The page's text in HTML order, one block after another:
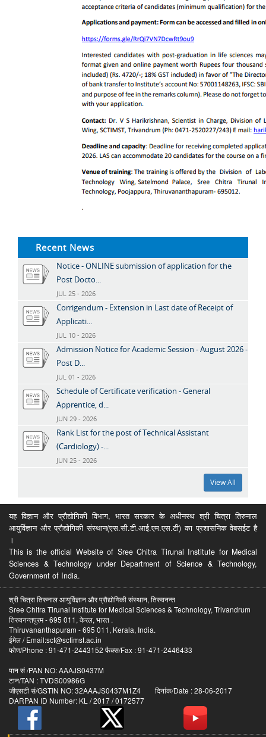
Recent News
Notice - ONLINE submission of application for the
Post Docto...
JUL 25 - 2026
Corrigendum - Extension in Last date of Receipt of
Applicati...
JUL 10 - 2026
Admission Notice for Academic Session - August 2026 -
Post D...
JUL 01 - 2026
Schedule of Certificate verification - General
Apprentice, d...
JUN 29 - 2026
Rank List for the post of Technical Assistant
(Cardiology) -...
JUN 25 - 2026
View All
यह विज्ञान और प्रौद्योगिकी विभाग, भारत सरकार के अधीनस्थ श्री चित्रा तिरुनाल
आयुर्विज्ञान और प्रौद्योगिकी संस्थान(एस.सी.टी.आई.एम.एस.टी) का प्रशासनिक वेबसईट है
।
This is the official Website of Sree Chitra Tirunal Institute for Medical
Sciences & Technology under Department of Science & Technology,
Government of India.
श्री चित्रा तिरुनाल आयुर्विज्ञान और प्रौद्योगिकी संस्थान, तिरुवनन्त
Sree Chitra Tirunal Institute for Medical Sciences & Technology, Trivandrum
तिरुवनन्तपुरम - 695 011, केरल, भारत .
Thiruvananthapuram - 695 011, Kerala, India.
ईमेल / Email:sct@sctimst.ac.in
फोण/Phone : 91-471-2443152 फैक्स/Fax : 91-471-2446433
पान सं /PAN NO: AAAJS0437M
टान/TAN : TVDS00986G
जीएसटी सं/GSTIN NO: 32AAAJS0437M1Z4 दिनांक/Date : 28-06-2017
DARPAN ID Number: KL / 2017 / 0172577